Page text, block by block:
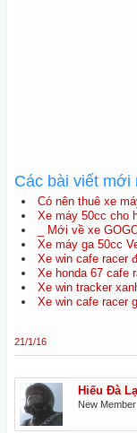
Các bài viết mới
Có nên thuê xe
Xe máy 50cc cho
_ Mới về xe
Xe máy ga 50cc
Xe win cafe racer
Xe honda 67 cafe
Xe win tracker
Xe win cafe racer
21/1/16
Hiếu Đà
New Member